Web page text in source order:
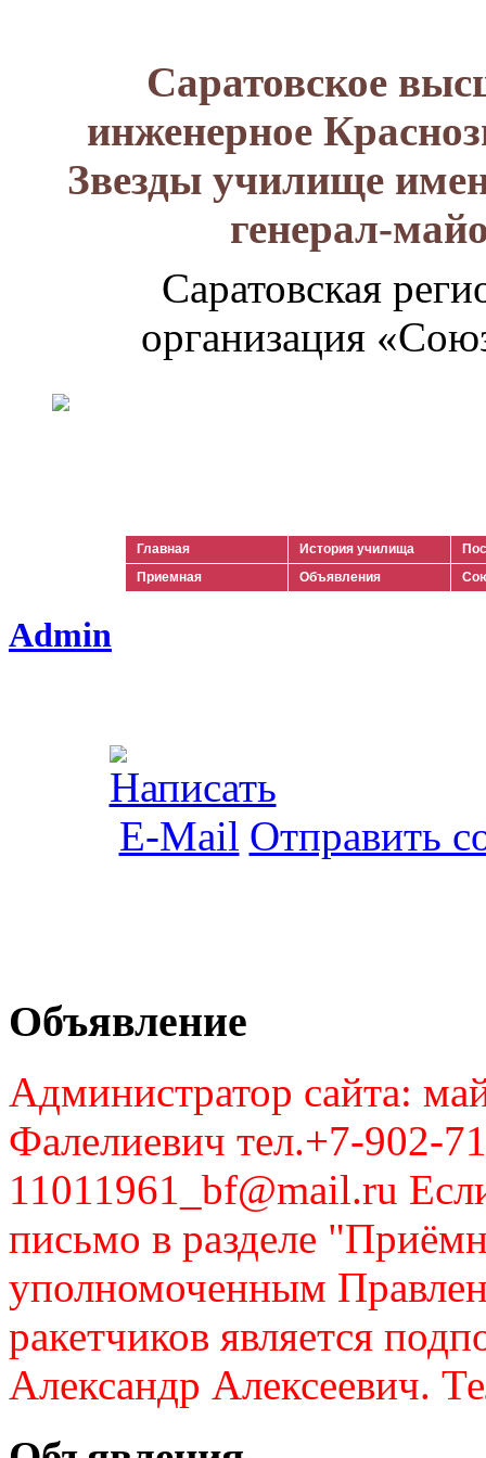
Саратовское
инженерное
Звезды училище
генерал-
Саратовская
организация
Главная История училища
Приемная
Объявления
Admin
Отправить
Объявление
Администратор сайта:
Фалелиевич тел.+7-902-
11011961_bf@mail.ru
письмо в разделе
уполномоченным
ракетчиков является
Александр Алексеевич.